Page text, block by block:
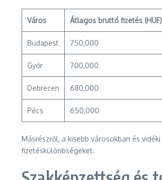
Város Átlagos bruttó fizetés (HUF)
Budapest 750,000
Győr 700,000
Debrecen 680,000
Pécs 650,000
Másrészről, a kisebb városokban és
fizetéskülönbségeket.